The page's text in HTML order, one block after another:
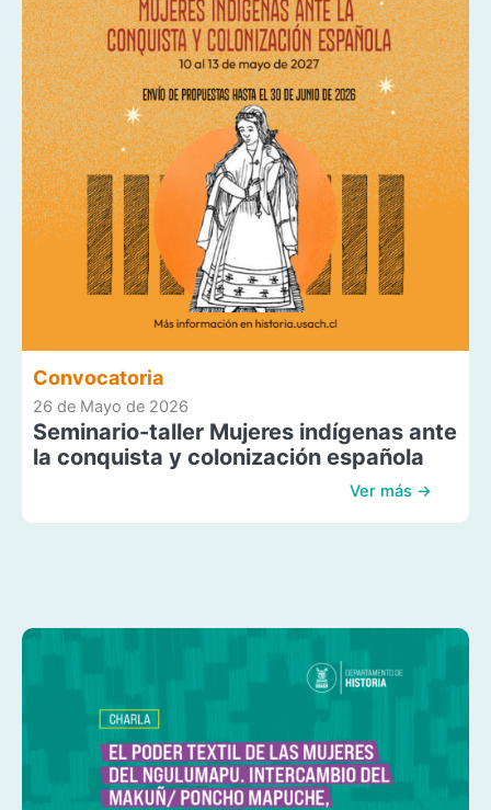
Convocatoria
26 de Mayo de 2026
Seminario-taller Mujeres indígenas ante
la conquista y colonización española
Ver más →